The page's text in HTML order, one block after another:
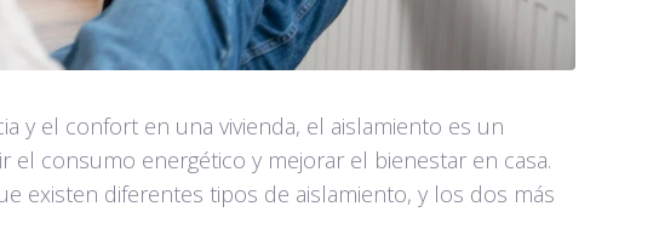
y el confort en una vivienda, el aislamiento es un
el consumo energético y mejorar el bienestar en casa.
existen diferentes tipos de aislamiento, y los dos más